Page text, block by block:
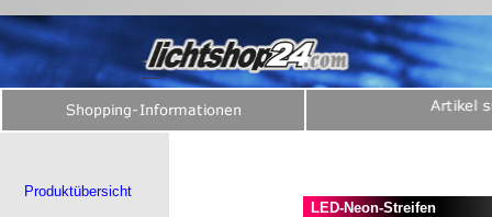
Produktübersicht
LED-Neon-Streifen